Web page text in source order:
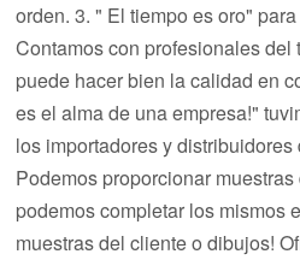
orden. 3. " El tiempo es oro"
Contamos con profesionales
puede hacer bien la calidad en
es el alma de una empresa!"
los importadores y
Podemos proporcionar
podemos completar los mismos
muestras del cliente o dibujos!